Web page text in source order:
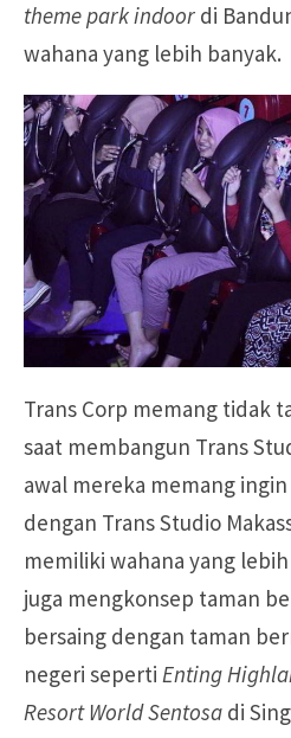
theme park indoor di
wahana yang lebih banyak.
Trans Corp memang tidak
saat membangun Trans
awal mereka memang
dengan Trans Studio
memiliki wahana yang
juga mengkonsep taman
bersaing dengan taman
negeri seperti Enting
Resort World Sentosa di